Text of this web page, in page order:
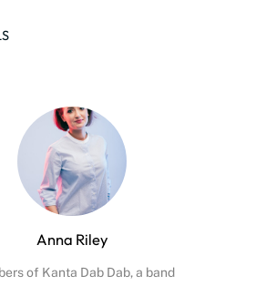
Anna Riley
of Kanta Dab Dab, a band